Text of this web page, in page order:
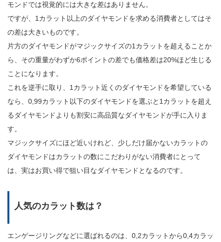
モンドでは視覚的には大きな差はありません。
ですが、1カラット以上のダイヤモンドを求める消費者としてはそ
の差は大きいものです。
片方のダイヤモンドがマジックサイズの1カラットを超えることか
ら、その重量がわずか6ポイントの差でも価格差は20%ほど生じる
ことになります。
これを逆手に取り、1カラット近くのダイヤモンドを希望している
なら、0,99カラット以下のダイヤモンドを選ぶと1カラットを超え
るダイヤモンドよりも割安に高品質なダイヤモンドが手に入りま
す。
マジックサイズにほど近いけれど、少しだけ届かないカラットの
ダイヤモンドはカラットの数にこだわりがない消費者にとって
は、実はお買い得で狙い目なダイヤモンドとなるのです。
人気のカラット数は？
エンゲージリングなどに選ばれるのは、0,2カラットから0,4カラッ